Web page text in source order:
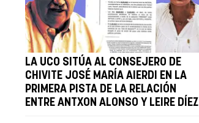
LA UCO SITÚA AL CONSEJERO DE
CHIVITE JOSÉ MARÍA AIERDI EN LA
PRIMERA PISTA DE LA RELACIÓN
ENTRE ANTXON ALONSO Y LEIRE DÍEZ